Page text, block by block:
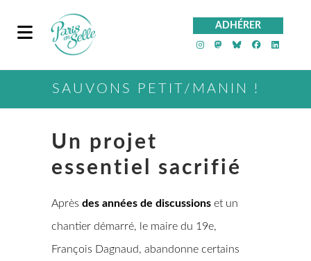
ADHÉRER
PeS sur
PeS sur
PeS sur
PeS
SAUVONS PETIT/MANIN !
Un projet
essentiel sacrifié
Après des années de discussions et un
chantier démarré, le maire du 19e,
François Dagnaud, abandonne certains